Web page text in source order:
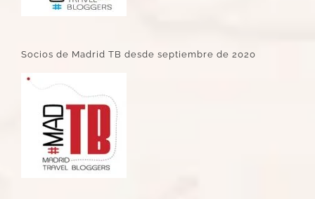
Socios de Madrid TB desde septiembre de 2020